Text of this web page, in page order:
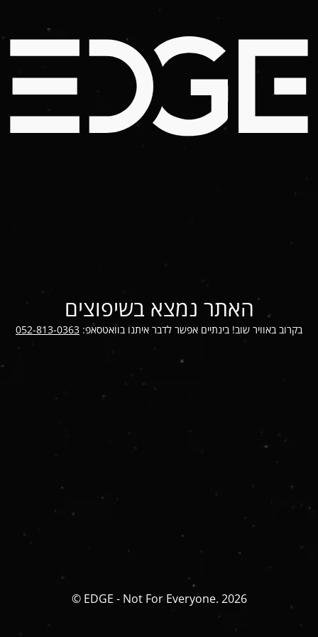
האתר נמצא בשיפוצים
בקרוב באוויר שוב! בינתיים אפשר לדבר איתנו בוואטסאפ: 052-813-0363
© EDGE - Not For Everyone. 2026